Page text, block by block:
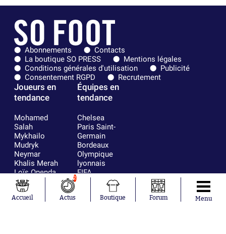
Abonnements
Contacts
La boutique SO PRESS
Mentions légales
Conditions générales d'utilisation
Publicité
Consentement RGPD
Recrutement
Joueurs en
tendance
Mohamed
Salah
Mykhailo
Mudryk
Neymar
Khalis Merah
Loïs Openda
Moussa
Niakhaté
Nicolás
Équipes en
tendance
Chelsea
Paris Saint-
Germain
Bordeaux
Olympique
lyonnais
FIFA
Real Madrid
RC Strasbourg
AC Milan
Accueil
2
Actus Boutique Forum Menu